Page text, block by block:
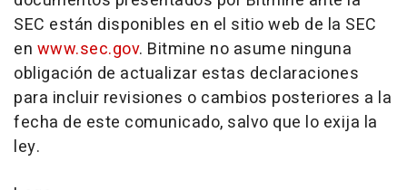
SEC están disponibles en el sitio web de la SEC
en www.sec.gov. Bitmine no asume ninguna
obligación de actualizar estas declaraciones
para incluir revisiones o cambios posteriores a la
fecha de este comunicado, salvo que lo exija la
ley.